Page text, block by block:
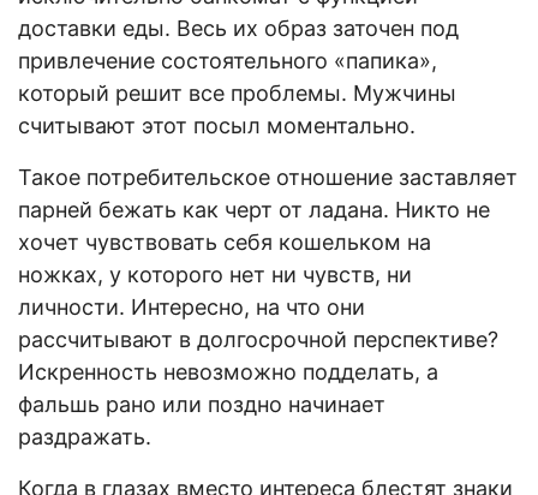
доставки еды. Весь их образ заточен под
привлечение состоятельного «папика»,
который решит все проблемы. Мужчины
считывают этот посыл моментально.
Такое потребительское отношение заставляет
парней бежать как черт от ладана. Никто не
хочет чувствовать себя кошельком на
ножках, у которого нет ни чувств, ни
личности. Интересно, на что они
рассчитывают в долгосрочной перспективе?
Искренность невозможно подделать, а
фальшь рано или поздно начинает
раздражать.
Когда в глазах вместо интереса блестят знаки